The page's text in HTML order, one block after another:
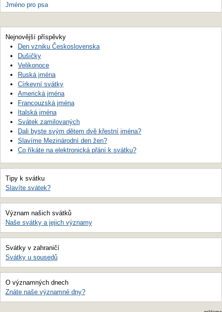
Jméno pro psa
Nejnovější příspěvky
Den vzniku Československa
Dušičky
Velikonoce
Ruská jména
Církevní svátky
Americká jména
Francouzská jména
Italská jména
Svátek zamilovaných
Dali byste svým dětem dvě křestní jména?
Slavíme Mezinárodní den žen?
Co říkáte na elektronická přání k svátku?
Tipy k svátku
Slavíte svátek?
Význam našich svátků
Naše svátky a jejich významy
Svátky v zahraničí
Svátky u sousedů
O významných dnech
Znáte naše významné dny?